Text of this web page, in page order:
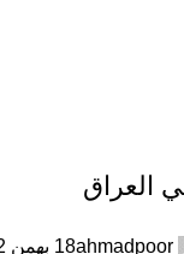
العراق
ahmadpoor18 بهمن 1402